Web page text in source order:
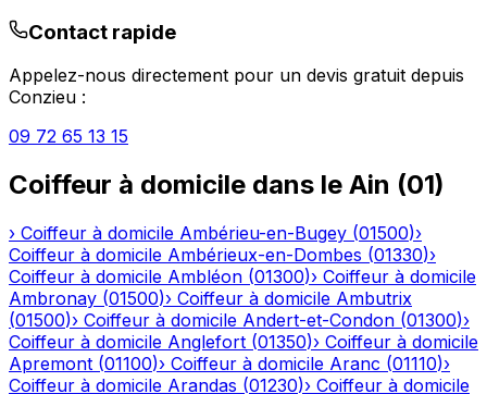
Contact rapide
Appelez-nous directement pour un devis gratuit depuis
Conzieu :
09 72 65 13 15
Coiffeur à domicile dans le Ain (01)
› Coiffeur à domicile Ambérieu-en-Bugey (01500)›
Coiffeur à domicile Ambérieux-en-Dombes (01330)›
Coiffeur à domicile Ambléon (01300)› Coiffeur à domicile
Ambronay (01500)› Coiffeur à domicile Ambutrix
(01500)› Coiffeur à domicile Andert-et-Condon (01300)›
Coiffeur à domicile Anglefort (01350)› Coiffeur à domicile
Apremont (01100)› Coiffeur à domicile Aranc (01110)›
Coiffeur à domicile Arandas (01230)› Coiffeur à domicile